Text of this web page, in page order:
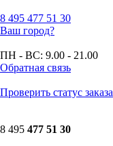
8 495 477 51 30
Ваш город?
ПН - ВС: 9.00 - 21.00
Обратная связь
Проверить статус заказа
8 495 477 51 30